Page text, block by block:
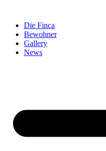
springenDie Finca
Bewohner
Gallery
News